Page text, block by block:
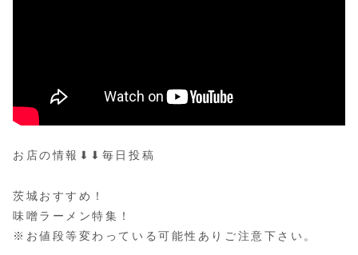
お店の情報⬇︎⬇︎毎日投稿
茨城おすすめ！
味噌ラーメン特集！
※お値段等変わっている可能性ありご注意下さい。